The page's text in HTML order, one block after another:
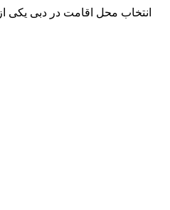
انتخاب محل اقامت در دبی